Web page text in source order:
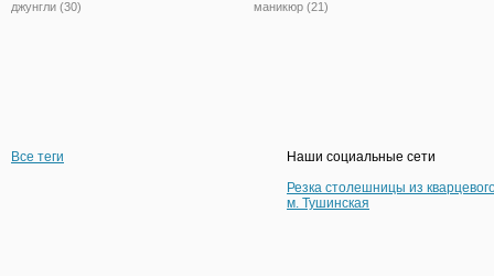
джунгли (30) маникюр (21)
Все теги
Наши социальные сети
Резка столешницы из
м. Тушинская